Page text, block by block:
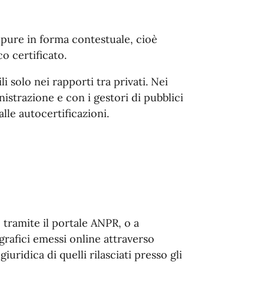
in forma contestuale, cioè
certificato.
solo nei rapporti tra privati. Nei
e con i gestori di pubblici
autocertificazioni.
il portale ANPR, o a
emessi online attraverso
giuridica di quelli rilasciati presso gli